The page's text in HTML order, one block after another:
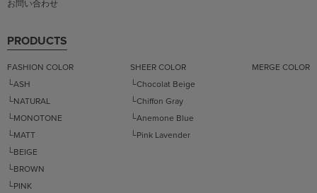
お問い合わせ
PRODUCTS
FASHION COLOR
└ASH
└NATURAL
└MONOTONE
└MATT
└BEIGE
└BROWN
└PINK
SHEER COLOR
└Chocolat Beige
└Chiffon Gray
└Anemone Blue
└Pink Lavender
MERGE COLOR